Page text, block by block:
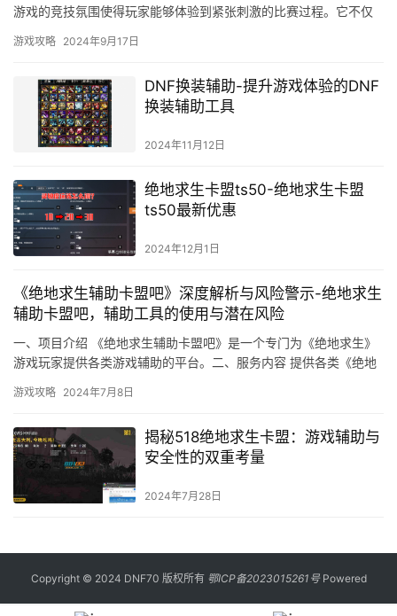
游戏的竞技氛围使得玩家能够体验到紧张刺激的比赛过程。它不仅
游戏攻略 2024年9月17日
DNF换装辅助-提升游戏体验的DNF
换装辅助工具
2024年11月12日
绝地求生卡盟ts50-绝地求生卡盟
ts50最新优惠
2024年12月1日
《绝地求生辅助卡盟吧》深度解析与风险警示-绝地求生
辅助卡盟吧，辅助工具的使用与潜在风险
一、项目介绍 《绝地求生辅助卡盟吧》是一个专门为《绝地求生》
游戏玩家提供各类游戏辅助的平台。二、服务内容 提供各类《绝地
游戏攻略 2024年7月8日
揭秘518绝地求生卡盟：游戏辅助与
安全性的双重考量
2024年7月28日
Copyright © 2024 DNF70 版权所有 鄂ICP备2023015261号Powered